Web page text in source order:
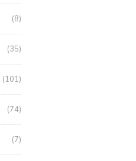
(8)
(35)
(101)
(74)
(7)